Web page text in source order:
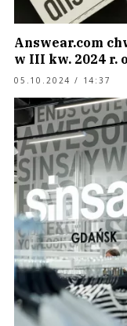
Answear.com
w III kw. 2024 r.
05.10.2024 / 14:37